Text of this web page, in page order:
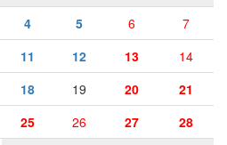
4 5 6
7
11 12 13
14
18 19 20
21
25 26 27
28